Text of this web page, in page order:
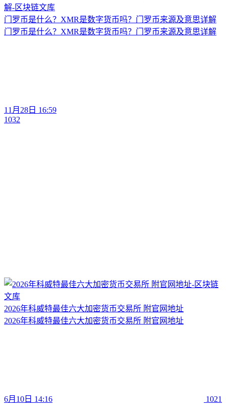
门罗币是什么？XMR是数字货币吗？门罗币来源及意思详解
门罗币是什么？XMR是数字货币吗？门罗币来源及意思详解
11月28日 16:59
1032
2026年科威特最佳六大加密货币交易所 附官网地址
2026年科威特最佳六大加密货币交易所 附官网地址
6月10日 14:16 1021